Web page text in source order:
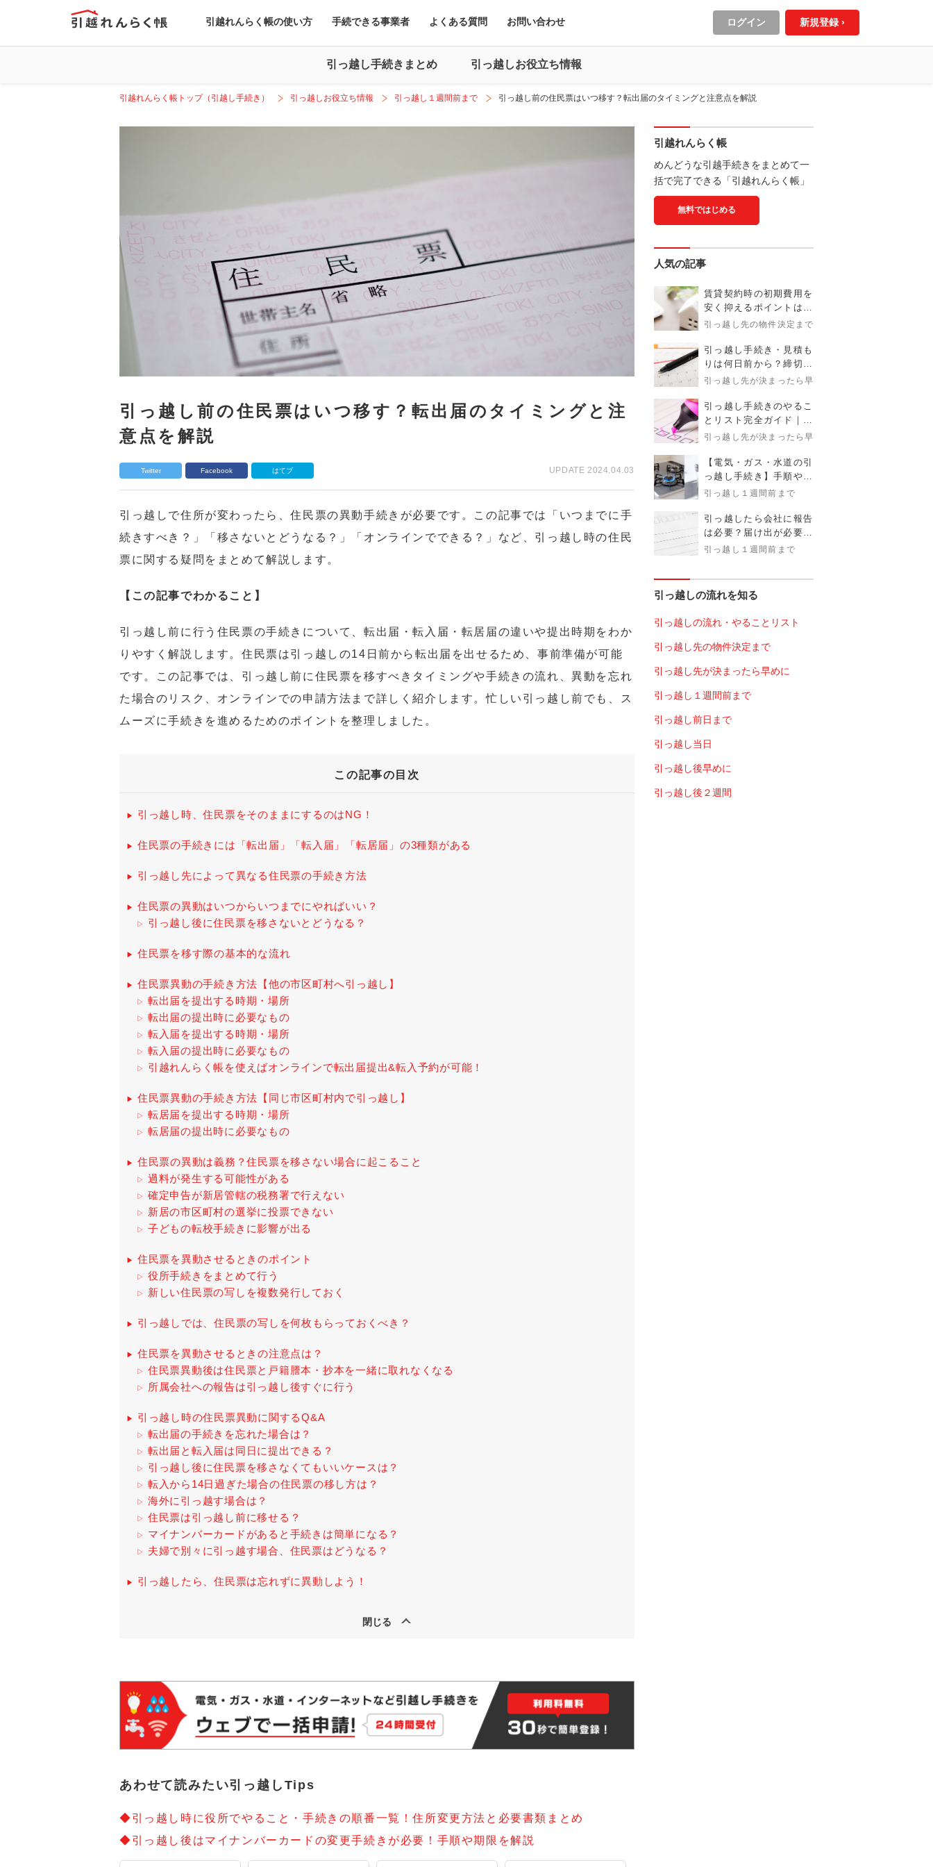
引越れんらく帳の使い方 手続できる事業者 よくある質問 お問い合わせ ログイン 新規登録 ›
引っ越し手続きまとめ 引っ越しお役立ち情報
引越れんらく帳トップ（引越し手続き） 引っ越しお役立ち情報 引っ越し１週間前まで 引っ越し前の住民票はいつ移す？転出届のタイミングと注意点を解説
引っ越し前の住民票はいつ移す？転出届のタイミングと注
意点を解説
Twitter Facebook はてブ UPDATE 2024.04.03
引っ越しで住所が変わったら、住民票の異動手続きが必要です。この記事では「いつまでに手
続きすべき？」「移さないとどうなる？」「オンラインでできる？」など、引っ越し時の住民
票に関する疑問をまとめて解説します。
【この記事でわかること】
引っ越し前に行う住民票の手続きについて、転出届・転入届・転居届の違いや提出時期をわか
りやすく解説します。住民票は引っ越しの14日前から転出届を出せるため、事前準備が可能
です。この記事では、引っ越し前に住民票を移すべきタイミングや手続きの流れ、異動を忘れ
た場合のリスク、オンラインでの申請方法まで詳しく紹介します。忙しい引っ越し前でも、ス
ムーズに手続きを進めるためのポイントを整理しました。
この記事の目次
引っ越し時、住民票をそのままにするのはNG！
住民票の手続きには「転出届」「転入届」「転居届」の3種類がある
引っ越し先によって異なる住民票の手続き方法
住民票の異動はいつからいつまでにやればいい？
引っ越し後に住民票を移さないとどうなる？
住民票を移す際の基本的な流れ
住民票異動の手続き方法【他の市区町村へ引っ越し】
転出届を提出する時期・場所
転出届の提出時に必要なもの
転入届を提出する時期・場所
転入届の提出時に必要なもの
引越れんらく帳を使えばオンラインで転出届提出&転入予約が可能！
住民票異動の手続き方法【同じ市区町村内で引っ越し】
転居届を提出する時期・場所
転居届の提出時に必要なもの
住民票の異動は義務？住民票を移さない場合に起こること
過料が発生する可能性がある
確定申告が新居管轄の税務署で行えない
新居の市区町村の選挙に投票できない
子どもの転校手続きに影響が出る
住民票を異動させるときのポイント
役所手続きをまとめて行う
新しい住民票の写しを複数発行しておく
引っ越しでは、住民票の写しを何枚もらっておくべき？
住民票を異動させるときの注意点は？
住民票異動後は住民票と戸籍謄本・抄本を一緒に取れなくなる
所属会社への報告は引っ越し後すぐに行う
引っ越し時の住民票異動に関するQ&A
転出届の手続きを忘れた場合は？
転出届と転入届は同日に提出できる？
引っ越し後に住民票を移さなくてもいいケースは？
転入から14日過ぎた場合の住民票の移し方は？
海外に引っ越す場合は？
住民票は引っ越し前に移せる？
マイナンバーカードがあると手続きは簡単になる？
夫婦で別々に引っ越す場合、住民票はどうなる？
引っ越したら、住民票は忘れずに異動しよう！
あわせて読みたい引っ越しTips
◆引っ越し時に役所でやること・手続きの順番一覧！住所変更方法と必要書類まとめ
◆引っ越し後はマイナンバーカードの変更手続きが必要！手順や期限を解説
引越れんらく帳
めんどうな引越手続きをまとめて一
括で完了できる「引越れんらく帳」
無料ではじめる
人気の記事
賃貸契約時の初期費用を
安く抑えるポイントは？
金額目安とタイミングを
引っ越し先の物件決定まで
引っ越し手続き・見積も
りは何日前から？締切時
期まで完全ガイド
引っ越し先が決まったら早めに
引っ越し手続きのやるこ
とリスト完全ガイド｜タ
イミング・必要書類・注
引っ越し先が決まったら早めに
【電気・ガス・水道の引
っ越し手続き】手順や注
意点、疑問まで解説
引っ越し１週間前まで
引っ越したら会社に報告
は必要？届け出が必要な
理由とタイミング、伝え
引っ越し１週間前まで
引っ越しの流れを知る
引っ越しの流れ・やることリスト
引っ越し先の物件決定まで
引っ越し先が決まったら早めに
引っ越し１週間前まで
引っ越し前日まで
引っ越し当日
引っ越し後早めに
引っ越し後２週間